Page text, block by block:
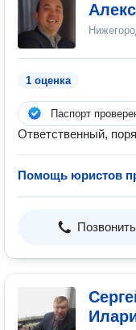
1 оценка
Паспорт
Ответственный,
Помощь юристов
Позвонить